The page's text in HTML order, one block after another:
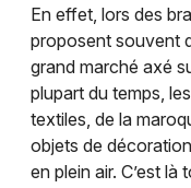
En effet, lors des
proposent souvent
grand marché axé
plupart du temps,
textiles, de la
objets de
en plein air. C’est là